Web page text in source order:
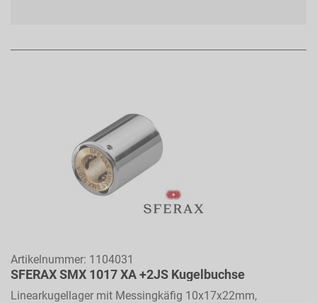
Artikelnummer: 1104031
SFERAX SMX 1017 XA +2JS Kugelbuchse
Linearkugellager mit Messingkäfig 10x17x22mm,